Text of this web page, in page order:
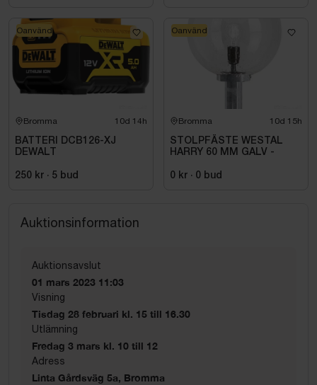
Bromma 10d 14h
BATTERI DCB126-XJ
DEWALT
250 kr · 5 bud
Oanvänd
Bromma 10d 15h
STOLPFÄSTE WESTAL
HARRY 60 MM GALV -
0 kr · 0 bud
Oanvänd
Auktionsinformation
Auktionsavslut
01 mars 2023 11:03
Visning
Tisdag 28 februari kl. 15 till 16.30
Utlämning
Fredag 3 mars kl. 10 till 12
Adress
Linta Gårdsväg 5a, Bromma